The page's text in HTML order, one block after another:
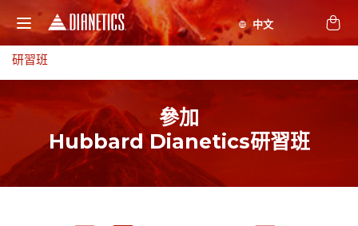
研習班
參加
Hubbard Dianetics研習班